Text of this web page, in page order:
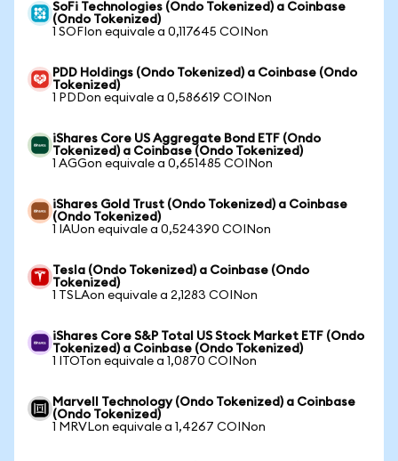
SoFi Technologies (Ondo Tokenized) a Coinbase
(Ondo Tokenized)
1 SOFIon equivale a 0,117645 COINon
PDD Holdings (Ondo Tokenized) a Coinbase (Ondo
Tokenized)
1 PDDon equivale a 0,586619 COINon
iShares Core US Aggregate Bond ETF (Ondo
Tokenized) a Coinbase (Ondo Tokenized)
1 AGGon equivale a 0,651485 COINon
iShares Gold Trust (Ondo Tokenized) a Coinbase
(Ondo Tokenized)
1 IAUon equivale a 0,524390 COINon
Tesla (Ondo Tokenized) a Coinbase (Ondo
Tokenized)
1 TSLAon equivale a 2,1283 COINon
iShares Core S&P Total US Stock Market ETF (Ondo
Tokenized) a Coinbase (Ondo Tokenized)
1 ITOTon equivale a 1,0870 COINon
Marvell Technology (Ondo Tokenized) a Coinbase
(Ondo Tokenized)
1 MRVLon equivale a 1,4267 COINon